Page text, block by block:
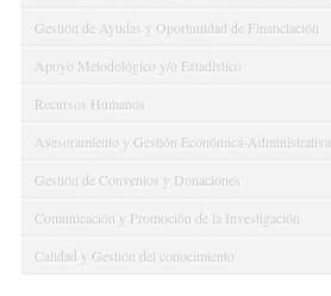
Gestión de Ayudas y Oportunidad de Financiación
Apoyo Metodológico y/o Estadístico
Recursos Humanos
Asesoramiento y Gestión Económica-Administrativa
Gestión de Convenios y Donaciones
Comunicación y Promoción de la Investigación
Calidad y Gestión del conocimiento